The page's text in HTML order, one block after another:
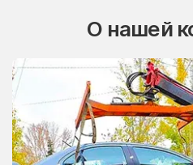
О нашей